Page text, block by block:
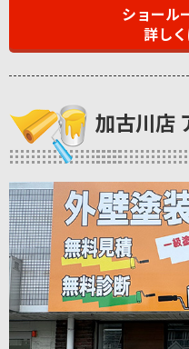
ショール
詳し
加古川店